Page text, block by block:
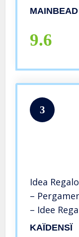
Regalo di
(Black-Black)
MAINBEAD
9.6
3
Idea
–
– Idee
Speciale
KAÏDENSÏ